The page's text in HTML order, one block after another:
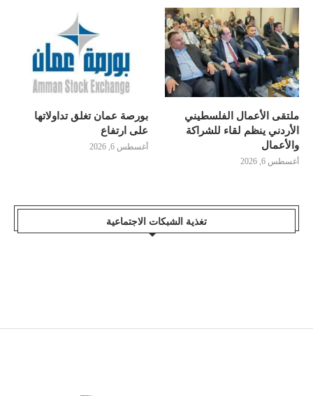
ملتقى الأعمال الفلسطيني
الأردني ينظم لقاء للشراكة
والأعمال
أغسطس 6, 2026
بورصة عمان تغلق تداولاتها
على ارتفاع
أغسطس 6, 2026
تغذية الشبكات الاجتماعية